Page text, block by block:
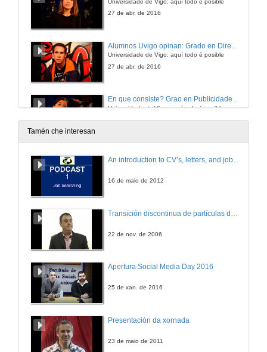
27 de abr. de 2016
Universidade de Vigo: aquí todo é posible
27 de abr. de 2016
En que consiste? Grao en Publicidade e Relacións Públicas
Universidade de Vigo: aquí todo é posible
27 de abr. de 2016
Universidade de Vigo: aquí todo é posible
Universidade de Vigo: aquí todo é posible
Universidade de Vigo: Aquí todo é posible
Universidade de Vigo: aquí todo é posible
Tamén che interesan
An introduction to CV’s, letters, and job searching
16 de maio de 2012
22 de nov. de 2006
Apertura Social Media Day 2016
25 de xan. de 2016
Presentación da xornada
23 de maio de 2011